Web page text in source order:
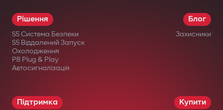
Рішення
S5 Система Безпеки
S5 Віддалений Запуск
Охолодження
P8 Plug & Play
Автосигналізація
Блог
Захисники
Підтримка Купити